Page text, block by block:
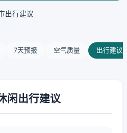
出行建议
7天预报 空气质量 出行建议
闲出行建议